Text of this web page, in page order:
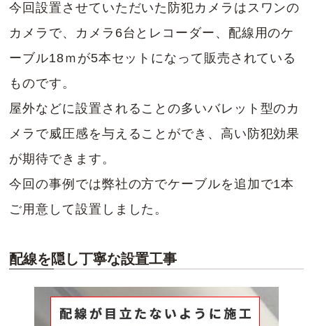
今回設置させていただいた防犯カメラはスワンの
カメラで、カメラ6台とレコーダー、配線用のケ
ーブル18ｍが5本セットになって販売されている
ものです。
屋外などに設置されることの多いバレット型のカ
メラで威圧感を与えることができ、高い防犯効果
が期待できます。
今回の事例では弊社の方でケーブルを追加で1本
ご用意して設置しました。
配線を隠し丁寧な設置工事